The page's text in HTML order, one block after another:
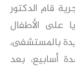
قام الدكتور
على الأطفال
بالمستشفى،
أسابيع، بعد